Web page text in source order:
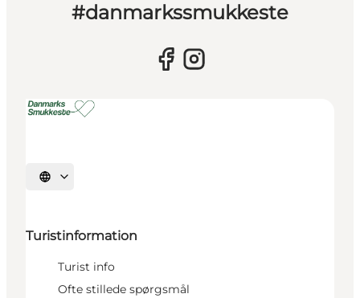
#danmarkssmukkeste
Vælg sprog
Turistinformation
Turist info
Ofte stillede spørgsmål